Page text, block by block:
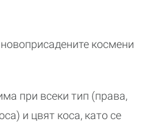
космени
при всеки тип (права,
и цвят коса, като се